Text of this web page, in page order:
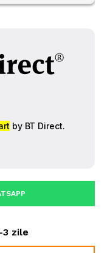
3 zile